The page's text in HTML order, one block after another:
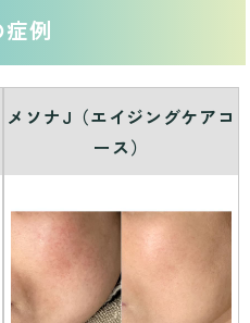
例
メソナJ（エイジングケアコ
ース）